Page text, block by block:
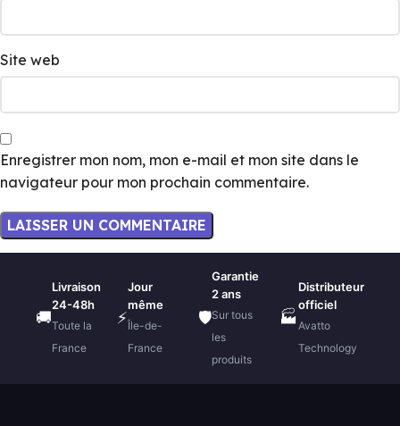
Site web
Enregistrer mon nom, mon e-mail et mon site dans le
navigateur pour mon prochain commentaire.
🚚
Livraison
24-48h
Toute la
France
⚡
Jour
même
Île-de-
France
🛡️
Garantie
2 ans
Sur tous
les
produits
🏭
Distributeur
officiel
Avatto
Technology